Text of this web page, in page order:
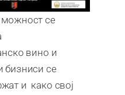
можност се
вино и
бизниси се
и како свој